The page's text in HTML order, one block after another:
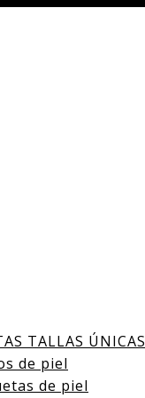
TALLAS ÚNICAS
de piel
de piel